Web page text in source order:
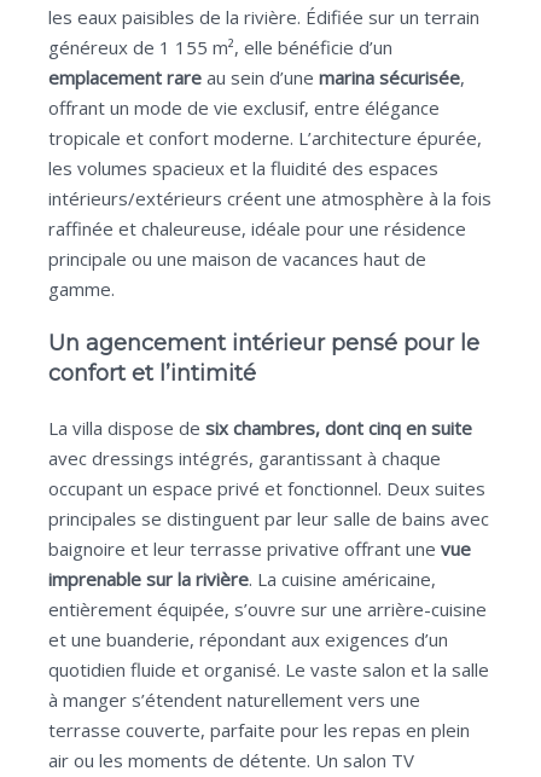
les eaux paisibles de la rivière. Édifiée sur un terrain
généreux de 1 155 m², elle bénéficie d’un
emplacement rare au sein d’une marina sécurisée,
offrant un mode de vie exclusif, entre élégance
tropicale et confort moderne. L’architecture épurée,
les volumes spacieux et la fluidité des espaces
intérieurs/extérieurs créent une atmosphère à la fois
raffinée et chaleureuse, idéale pour une résidence
principale ou une maison de vacances haut de
gamme.
Un agencement intérieur pensé pour le
confort et l’intimité
La villa dispose de six chambres, dont cinq en suite
avec dressings intégrés, garantissant à chaque
occupant un espace privé et fonctionnel. Deux suites
principales se distinguent par leur salle de bains avec
baignoire et leur terrasse privative offrant une vue
imprenable sur la rivière. La cuisine américaine,
entièrement équipée, s’ouvre sur une arrière-cuisine
et une buanderie, répondant aux exigences d’un
quotidien fluide et organisé. Le vaste salon et la salle
à manger s’étendent naturellement vers une
terrasse couverte, parfaite pour les repas en plein
air ou les moments de détente. Un salon TV